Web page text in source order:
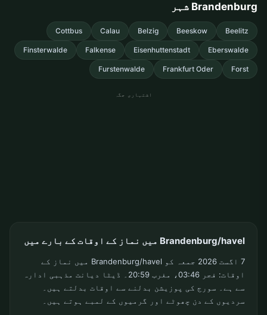
Brandenburg شہر
Beelitz
Beeskow
Belzig
Calau
Cottbus
Eberswalde
Eisenhuttenstadt
Falkense
Finsterwalde
Forst
Frankfurt Oder
Furstenwalde
اشتہاری جگہ
Brandenburg/havel میں نماز کے اوقات کے بارے میں
7 اگست 2026 جمعہ کو Brandenburg/havel میں نماز کے
اوقات: فجر 03:46، مغرب 20:59۔ ڈیٹا دیانت مذہبی ادارہ
سے ہے۔ سورج کی پوزیشن بدلنے سے اوقات بدلتے ہیں۔
سردیوں کے دن چھوٹے اور گرمیوں کے لمبے ہوتے ہیں۔